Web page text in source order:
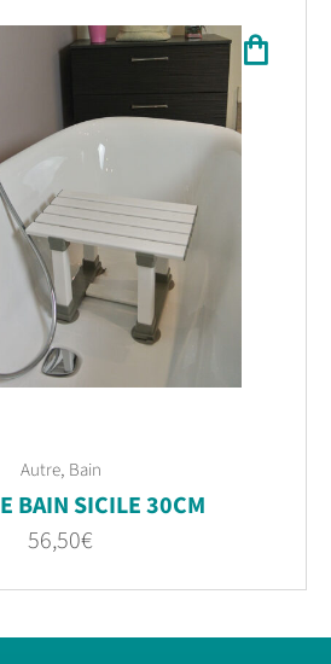
Autre, Bain
BAIN SICILE 30CM
56,50€